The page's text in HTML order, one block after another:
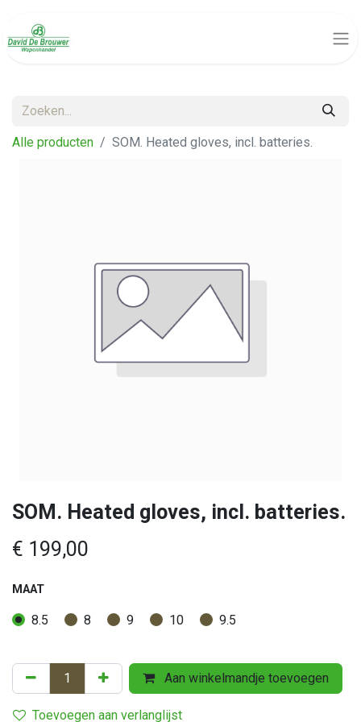
Alle producten SOM. Heated gloves, incl. batteries.
SOM. Heated gloves, incl. batteries.
€ 199,00
MAAT
8.5 8 9 10 9.5
Aan winkelmandje toevoegen
Toevoegen aan verlanglijst